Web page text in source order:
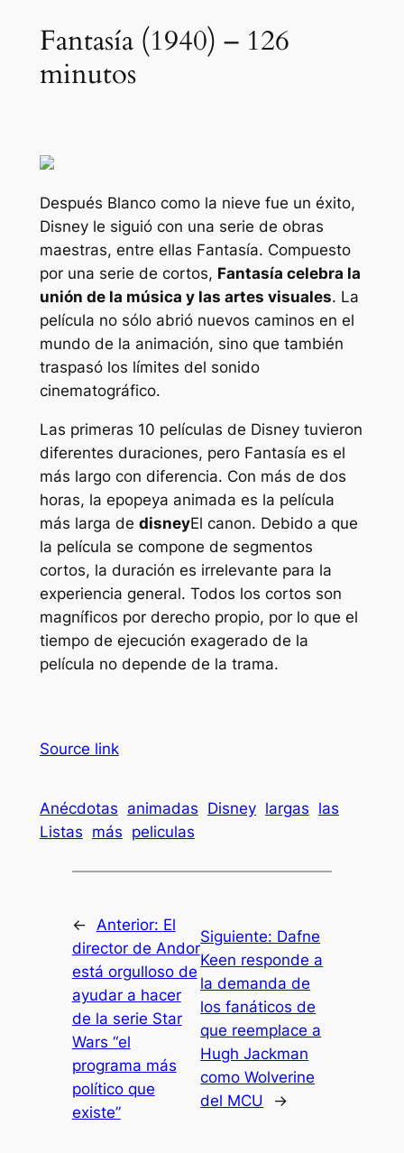
Fantasía (1940) – 126
minutos
Después Blanco como la nieve fue un éxito,
Disney le siguió con una serie de obras
maestras, entre ellas Fantasía. Compuesto
por una serie de cortos, Fantasía celebra la
unión de la música y las artes visuales. La
película no sólo abrió nuevos caminos en el
mundo de la animación, sino que también
traspasó los límites del sonido
cinematográfico.
Las primeras 10 películas de Disney tuvieron
diferentes duraciones, pero Fantasía es el
más largo con diferencia. Con más de dos
horas, la epopeya animada es la película
más larga de disneyEl canon. Debido a que
la película se compone de segmentos
cortos, la duración es irrelevante para la
experiencia general. Todos los cortos son
magníficos por derecho propio, por lo que el
tiempo de ejecución exagerado de la
película no depende de la trama.
Source link
Anécdotas animadas Disney largas las
Listas más peliculas
← Anterior: El
director de Andor
está orgulloso de
ayudar a hacer
de la serie Star
Wars “el
programa más
político que
existe”
Siguiente: Dafne
Keen responde a
la demanda de
los fanáticos de
que reemplace a
Hugh Jackman
como Wolverine
del MCU
→